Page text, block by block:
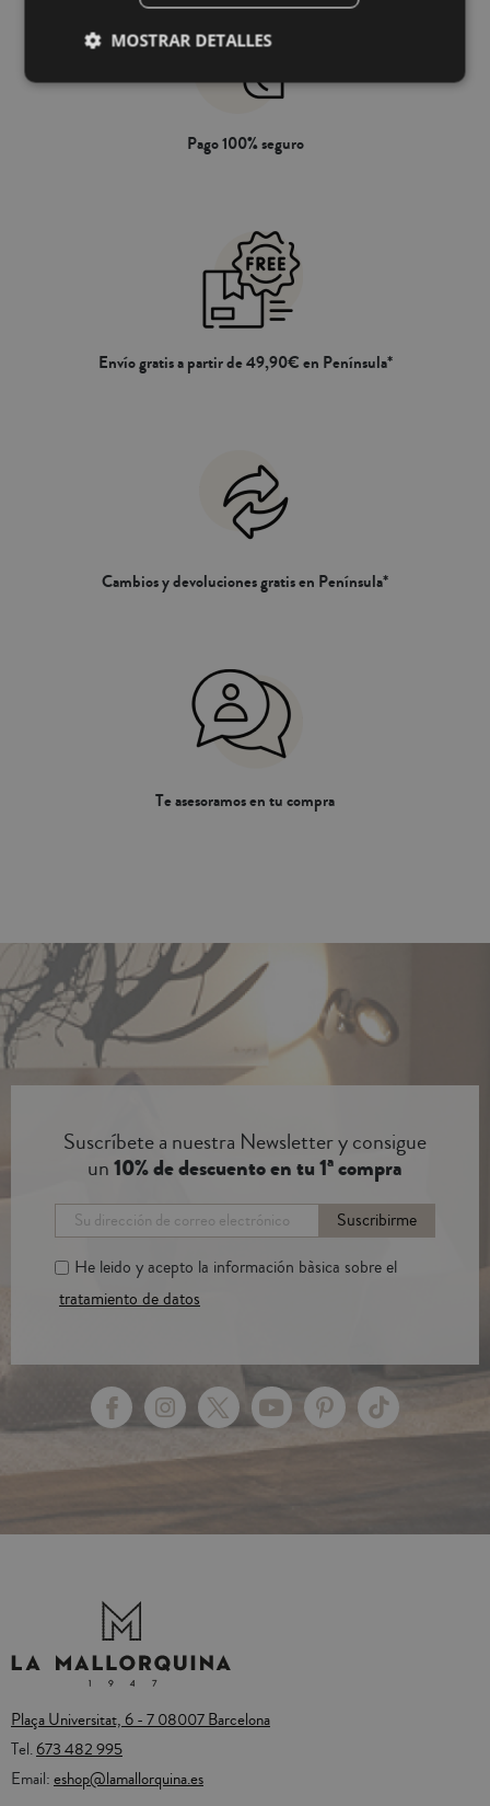
Pago 100% seguro
Envío gratis a partir de 49,90€ en Península*
Cambios y devoluciones gratis en Península*
Te asesoramos en tu compra
Suscríbete a nuestra Newsletter y consigue
un10% de descuento en tu 1ª compra
Suscribirme
He leido y acepto la información bàsica sobre el
tratamiento de datos
Plaça Universitat, 6 - 7 08007 Barcelona
Tel.673 482 995
Email:eshop@lamallorquina.es
MOSTRAR DETALLES